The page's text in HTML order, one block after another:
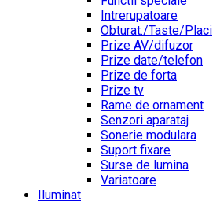
Intrerupatoare
Obturat./Taste/Placi
Prize AV/difuzor
Prize date/telefon
Prize de forta
Prize tv
Rame de ornament
Senzori aparataj
Sonerie modulara
Suport fixare
Surse de lumina
Variatoare
Iluminat